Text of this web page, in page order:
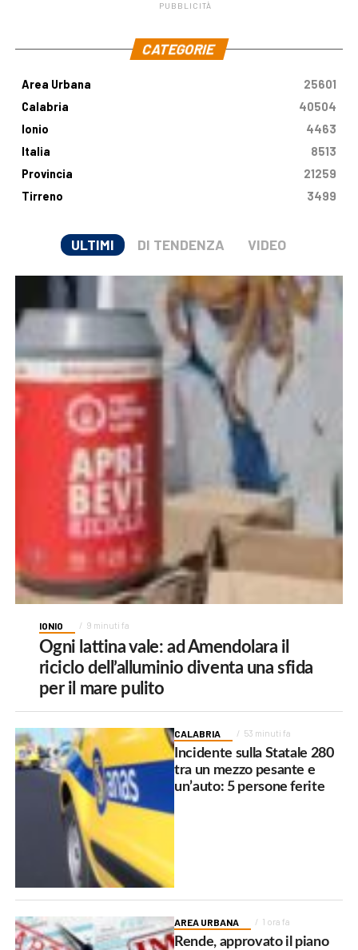
PUBBLICITÀ
CATEGORIE
Area Urbana
25601
Calabria
40504
Ionio
4463
Italia
8513
Provincia
21259
Tirreno
3499
ULTIMI DI TENDENZA VIDEO
IONIO 9 minuti fa
Ogni lattina vale: ad Amendolara il
riciclo dell’alluminio diventa una sfida
per il mare pulito
CALABRIA 53 minuti fa
Incidente sulla Statale 280
tra un mezzo pesante e
un’auto: 5 persone ferite
AREA URBANA 1 ora fa
Rende, approvato il piano